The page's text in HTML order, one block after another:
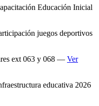
Educación Inicial
juegos deportivos
ext 063 y 068 — Ver
educativa 2026